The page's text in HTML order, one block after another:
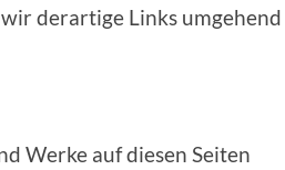
derartige Links umgehend
Werke auf diesen Seiten